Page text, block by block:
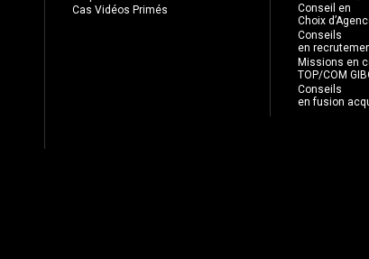
Cas Vidéos Primés
Conseil en
Choix
Conseils
en
Missions en
TOP/COM
Conseils
en fusion